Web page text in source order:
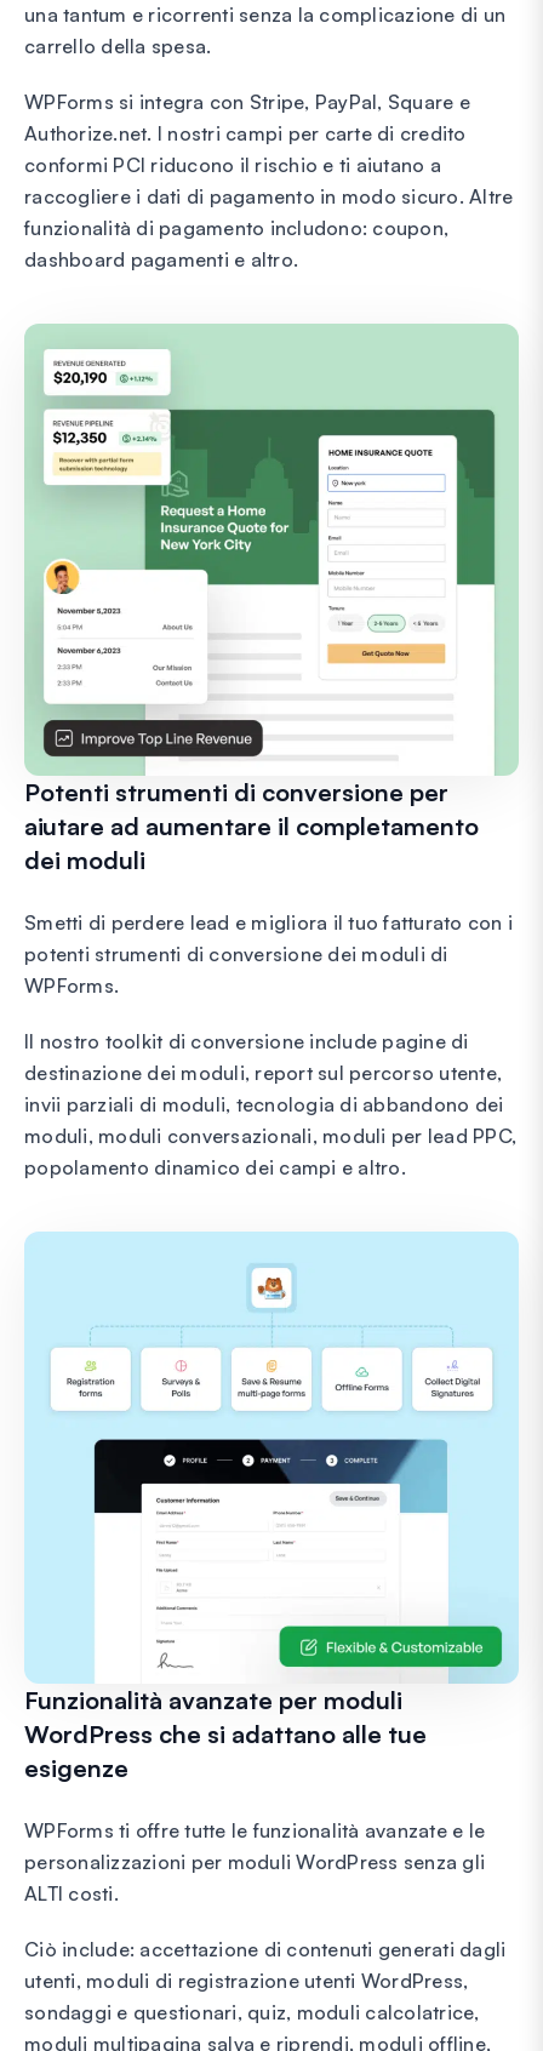
una tantum e ricorrenti senza la complicazione di un
carrello della spesa.
WPForms si integra con Stripe, PayPal, Square e
Authorize.net. I nostri campi per carte di credito
conformi PCI riducono il rischio e ti aiutano a
raccogliere i dati di pagamento in modo sicuro. Altre
funzionalità di pagamento includono: coupon,
dashboard pagamenti e altro.
Potenti strumenti di conversione per
aiutare ad aumentare il completamento
dei moduli
Smetti di perdere lead e migliora il tuo fatturato con i
potenti strumenti di conversione dei moduli di
WPForms.
Il nostro toolkit di conversione include pagine di
destinazione dei moduli, report sul percorso utente,
invii parziali di moduli, tecnologia di abbandono dei
moduli, moduli conversazionali, moduli per lead PPC,
popolamento dinamico dei campi e altro.
Funzionalità avanzate per moduli
WordPress che si adattano alle tue
esigenze
WPForms ti offre tutte le funzionalità avanzate e le
personalizzazioni per moduli WordPress senza gli
ALTI costi.
Ciò include: accettazione di contenuti generati dagli
utenti, moduli di registrazione utenti WordPress,
sondaggi e questionari, quiz, moduli calcolatrice,
moduli multipagina salva e riprendi, moduli offline,